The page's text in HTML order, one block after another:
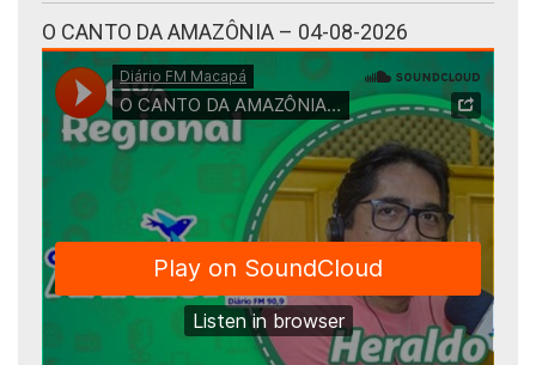
O CANTO DA AMAZÔNIA – 04-08-2026